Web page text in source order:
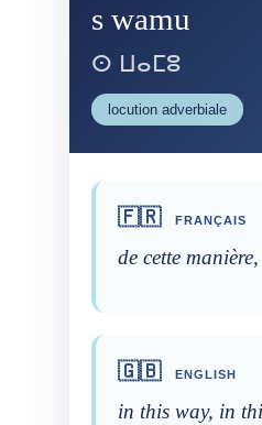
s wamu
ⵙ ⵡⴰⵎⵓ
locution adverbiale
🇫🇷 FRANÇAIS
de cette
🇬🇧 ENGLISH
in this way, in